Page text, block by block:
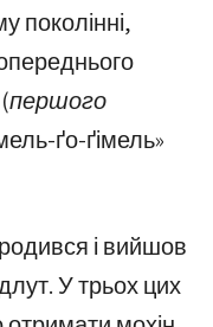
поколінні,
(першого
ґо-ґімель»
і вийшов
У трьох цих